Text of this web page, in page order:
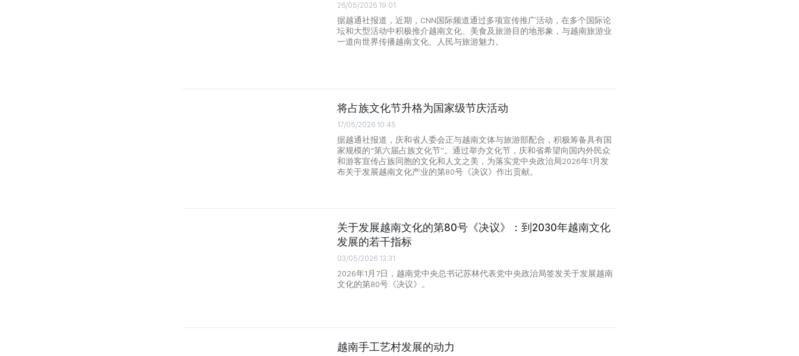
26/05/2026 19:01
据越通社报道，近期，CNN国际频道通过多项宣传推广活动，在多个国际论
坛和大型活动中积极推介越南文化、美食及旅游目的地形象，与越南旅游业
一道向世界传播越南文化、人民与旅游魅力。
将占族文化节升格为国家级节庆活动
17/05/2026 10:45
据越通社报道，庆和省人委会正与越南文体与旅游部配合，积极筹备具有国
家规模的“第六届占族文化节”。通过举办文化节，庆和省希望向国内外民众
和游客宣传占族同胞的文化和人文之美，为落实党中央政治局2026年1月发
布关于发展越南文化产业的第80号《决议》作出贡献。
关于发展越南文化的第80号《决议》：到2030年越南文化
发展的若干指标
03/05/2026 13:31
2026年1月7日，越南党中央总书记苏林代表党中央政治局签发关于发展越南
文化的第80号《决议》。
越南手工艺村发展的动力